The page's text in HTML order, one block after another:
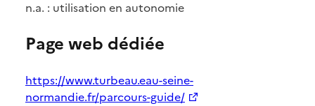
n.a. : utilisation en autonomie
Page web dédiée
https://www.turbeau.eau-seine-
normandie.fr/parcours-guide/